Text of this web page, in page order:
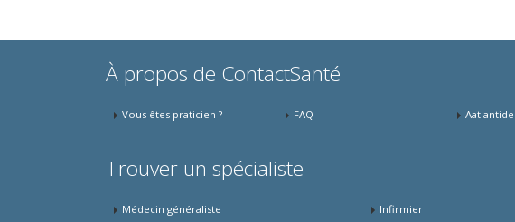
À propos de ContactSanté
Vous êtes praticien ? FAQ Aatlantide
Trouver un spécialiste
Médecin généraliste Infirmier